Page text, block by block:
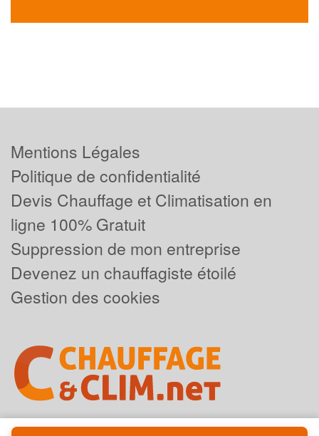
Mentions Légales
Politique de confidentialité
Devis Chauffage et Climatisation en
ligne 100% Gratuit
Suppression de mon entreprise
Devenez un chauffagiste étoilé
Gestion des cookies